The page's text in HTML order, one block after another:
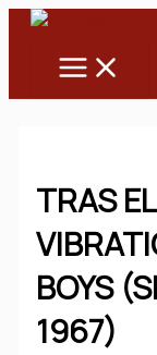
Ir
contenido
Main
TRAS
BOYS
1967)